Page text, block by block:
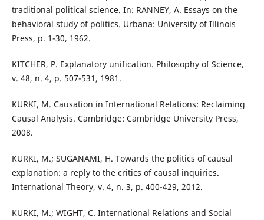
traditional political science. In: RANNEY, A. Essays on the
behavioral study of politics. Urbana: University of Illinois
Press, p. 1-30, 1962.
KITCHER, P. Explanatory unification. Philosophy of Science,
v. 48, n. 4, p. 507-531, 1981.
KURKI, M. Causation in International Relations: Reclaiming
Causal Analysis. Cambridge: Cambridge University Press,
2008.
KURKI, M.; SUGANAMI, H. Towards the politics of causal
explanation: a reply to the critics of causal inquiries.
International Theory, v. 4, n. 3, p. 400-429, 2012.
KURKI, M.; WIGHT, C. International Relations and Social